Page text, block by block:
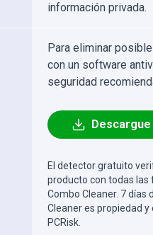
información privada.
Para eliminar
con un software
seguridad
El detector gratuito
producto con todas las
Combo Cleaner. 7 días
Cleaner es propiedad
PCRisk.